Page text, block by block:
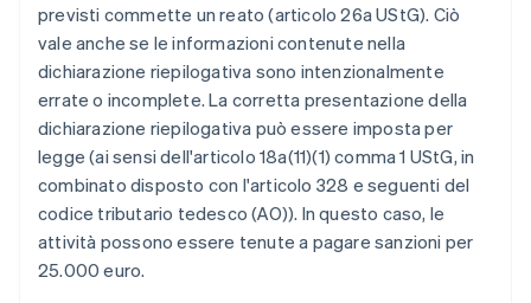
previsti commette un reato (articolo 26a UStG). Ciò
vale anche se le informazioni contenute nella
dichiarazione riepilogativa sono intenzionalmente
errate o incomplete. La corretta presentazione della
dichiarazione riepilogativa può essere imposta per
legge (ai sensi dell'articolo 18a(11)(1) comma 1 UStG, in
combinato disposto con l'articolo 328 e seguenti del
codice tributario tedesco (AO)). In questo caso, le
attività possono essere tenute a pagare sanzioni per
25.000 euro.